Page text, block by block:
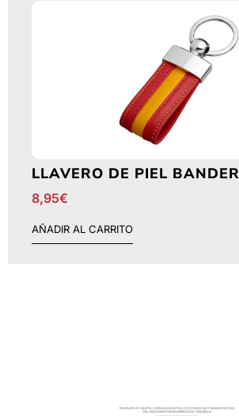
LLAVERO DE PIEL
8,95€
AÑADIR AL CARRITO